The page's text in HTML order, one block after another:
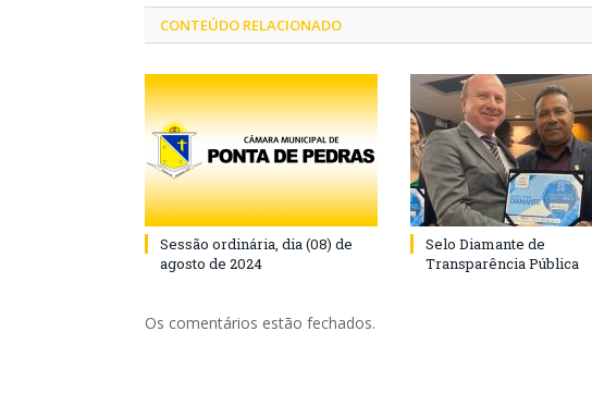
CONTEÚDO RELACIONADO
Sessão ordinária, dia (08) de
agosto de 2024
Selo Diamante de
Transparência Pública
Os comentários estão fechados.